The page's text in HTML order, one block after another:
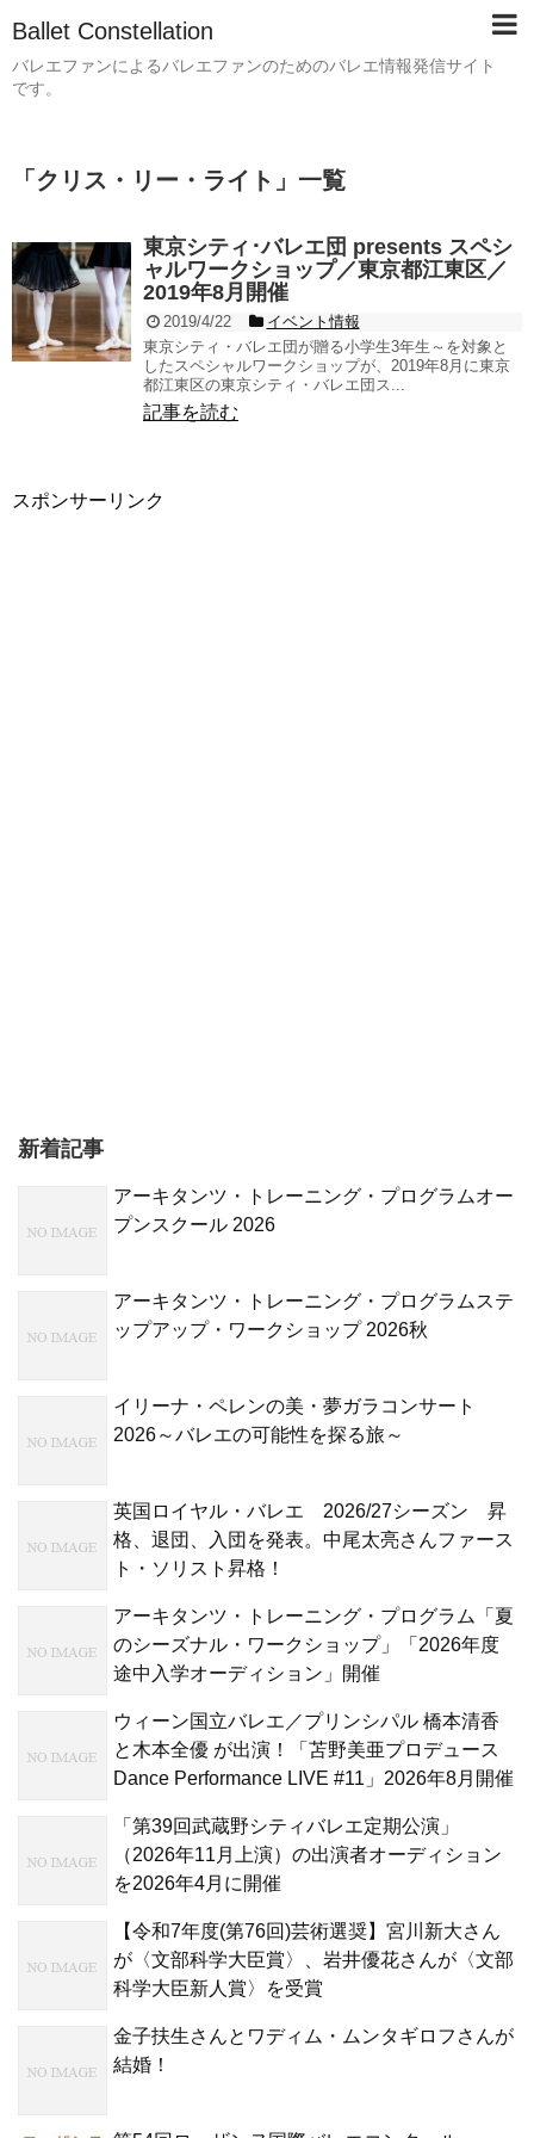
Ballet Constellation
バレエファンによるバレエファンのためのバレエ情報発信サイト
です。
「 クリス・リー・ライト 」 一覧
東京シティ･バレエ団 presents スペシ
ャルワークショップ／東京都江東区／
2019年8月開催
2019/4/22
イベント情報
東京シティ・バレエ団が贈る小学生3年生～を対象と
したスペシャルワークショップが、2019年8月に東京
都江東区の東京シティ・バレエ団ス...
記事を読む
スポンサーリンク
新着記事
アーキタンツ・トレーニング・プログラムオー
プンスクール 2026
アーキタンツ・トレーニング・プログラムステ
ップアップ・ワークショップ 2026秋
イリーナ・ペレンの美・夢ガラコンサート
2026～バレエの可能性を探る旅～
英国ロイヤル・バレエ 2026/27シーズン 昇
格、退団、入団を発表。中尾太亮さんファース
ト・ソリスト昇格！
アーキタンツ・トレーニング・プログラム「夏
のシーズナル・ワークショップ」「2026年度
途中入学オーディション」開催
ウィーン国立バレエ／プリンシパル 橋本清香
と木本全優 が出演！「苫野美亜プロデュース
Dance Performance LIVE #11」2026年8月開催
「第39回武蔵野シティバレエ定期公演」
（2026年11月上演）の出演者オーディション
を2026年4月に開催
【令和7年度(第76回)芸術選奨】宮川新大さん
が〈文部科学大臣賞〉、岩井優花さんが〈文部
科学大臣新人賞〉を受賞
金子扶生さんとワディム・ムンタギロフさんが
結婚！